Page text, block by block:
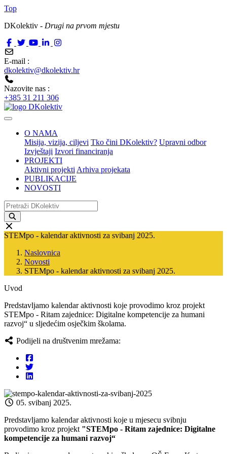
Top
DKolektiv - Drugi na prvom mjestu
E-mail :
dkolektiv@dkolektiv.hr
Nazovite nas :
+385 31 211 306
O NAMA
Misija, vizija, ciljevi Tko čini DKolektiv? Upravni odbor
Izvještaji Izvori financiranja
PROJEKTI
Aktivni projekti Arhiva projekata
PUBLIKACIJE
NOVOSTI
STEMpo - kalendar aktivnosti za svibanj 2025.
Naslovnica
Novosti
STEMpo - kalendar aktivnosti za svibanj 2025.
Uvod
Predstavljamo kalendar aktivnosti koje provodimo kroz projekt
STEMpo - Ritam zajednice: Digitalne kompetencije za humani
razvoj“ u sljedećim osječkim školama.
Podijeli na društvenim mrežama:
05. svibanj 2025.
Predstavljamo kalendar aktivnosti koje u mjesecu svibnju
provodimo kroz projekt "STEMpo - Ritam zajednice: Digitalne
kompetencije za humani razvoj“